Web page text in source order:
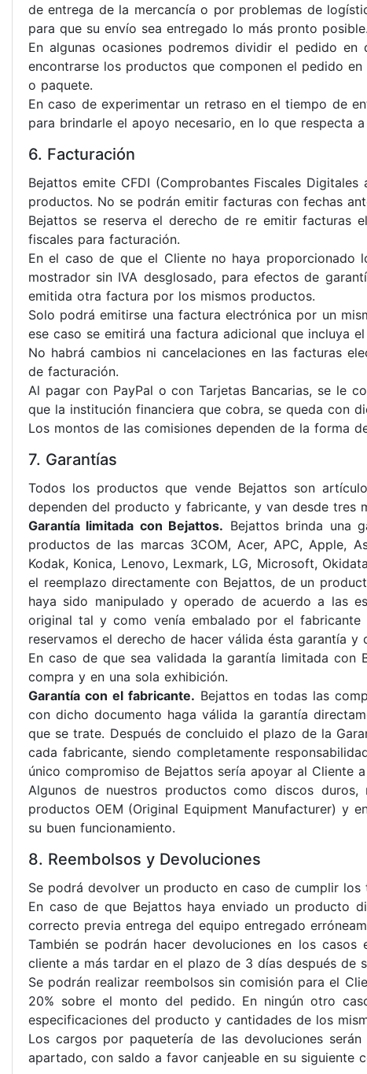
de entrega de la mercancía o por problemas de
para que su envío sea entregado lo más pronto posible.
En algunas ocasiones podremos dividir el pedido
encontrarse los productos que componen el pedido
o paquete.
En caso de experimentar un retraso en el tiempo de
para brindarle el apoyo necesario, en lo que respecta
6. Facturación
Bejattos emite CFDI (Comprobantes Fiscales
productos. No se podrán emitir facturas con fechas
Bejattos se reserva el derecho de re emitir facturas
fiscales para facturación.
En el caso de que el Cliente no haya
mostrador sin IVA desglosado, para efectos de
emitida otra factura por los mismos productos.
Solo podrá emitirse una factura electrónica por un
ese caso se emitirá una factura adicional que incluya
No habrá cambios ni cancelaciones en las facturas
de facturación.
Al pagar con PayPal o con Tarjetas Bancarias, se le
que la institución financiera que cobra, se queda con
Los montos de las comisiones dependen de la forma
7. Garantías
Todos los productos que vende Bejattos son
dependen del producto y fabricante, y van desde tres
Garantía limitada con Bejattos. Bejattos brinda una
productos de las marcas 3COM, Acer, APC, Apple,
Kodak, Konica, Lenovo, Lexmark, LG, Microsoft,
el reemplazo directamente con Bejattos, de un
haya sido manipulado y operado de acuerdo a las
original tal y como venía embalado por el
reservamos el derecho de hacer válida ésta garantía
En caso de que sea validada la garantía limitada
compra y en una sola exhibición.
Garantía con el fabricante. Bejattos en todas las
con dicho documento haga válida la garantía
que se trate. Después de concluido el plazo de la
cada fabricante, siendo completamente
único compromiso de Bejattos sería apoyar al Cliente
Algunos de nuestros productos como discos
productos OEM (Original Equipment Manufacturer) y
su buen funcionamiento.
8. Reembolsos y Devoluciones
Se podrá devolver un producto en caso de cumplir
En caso de que Bejattos haya enviado un producto
correcto previa entrega del equipo entregado
También se podrán hacer devoluciones en los
cliente a más tardar en el plazo de 3 días después de
Se podrán realizar reembolsos sin comisión para el
20% sobre el monto del pedido. En ningún otro
especificaciones del producto y cantidades de los
Los cargos por paquetería de las devoluciones
apartado, con saldo a favor canjeable en su siguiente